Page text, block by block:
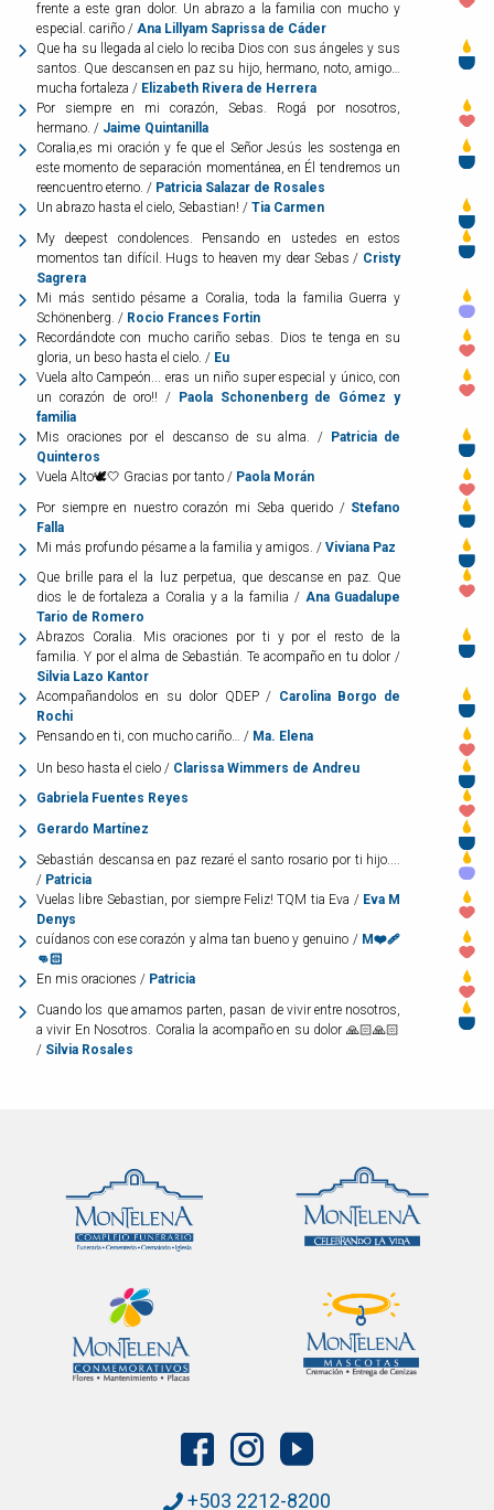
frente a este gran dolor. Un abrazo a la familia con mucho y
especial. cariño / Ana Lillyam Saprissa de Cáder
Que ha su llegada al cielo lo reciba Dios con sus ángeles y sus
santos. Que descansen en paz su hijo, hermano, noto, amigo…
mucha fortaleza / Elizabeth Rivera de Herrera
Por siempre en mi corazón, Sebas. Rogá por nosotros,
hermano. / Jaime Quintanilla
Coralia,es mi oración y fe que el Señor Jesús les sostenga en
este momento de separación momentánea, en Él tendremos un
reencuentro eterno. / Patricia Salazar de Rosales
Un abrazo hasta el cielo, Sebastian! / Tia Carmen
My deepest condolences. Pensando en ustedes en estos
momentos tan difícil. Hugs to heaven my dear Sebas / Cristy
Sagrera
Mi más sentido pésame a Coralia, toda la familia Guerra y
Schönenberg. / Rocio Frances Fortin
Recordándote con mucho cariño sebas. Dios te tenga en su
gloria, un beso hasta el cielo. / Eu
Vuela alto Campeón... eras un niño super especial y único, con
un corazón de oro!! / Paola Schonenberg de Gómez y
familia
Mis oraciones por el descanso de su alma. / Patricia de
Quinteros
Vuela Alto🕊️🤍 Gracias por tanto / Paola Morán
Por siempre en nuestro corazón mi Seba querido / Stefano
Falla
Mi más profundo pésame a la familia y amigos. / Viviana Paz
Que brille para el la luz perpetua, que descanse en paz. Que
dios le de fortaleza a Coralia y a la familia / Ana Guadalupe
Tario de Romero
Abrazos Coralia. Mis oraciones por ti y por el resto de la
familia. Y por el alma de Sebastián. Te acompaño en tu dolor /
Silvia Lazo Kantor
Acompañandolos en su dolor QDEP / Carolina Borgo de
Rochi
Pensando en ti, con mucho cariño… / Ma. Elena
Un beso hasta el cielo / Clarissa Wimmers de Andreu
Gabriela Fuentes Reyes
Gerardo Martínez
Sebastián descansa en paz rezaré el santo rosario por ti hijo....
/ Patricia
Vuelas libre Sebastian, por siempre Feliz! TQM tia Eva / Eva M
Denys
cuídanos con ese corazón y alma tan bueno y genuino / M❤️‍🩹
👊🏻
En mis oraciones / Patricia
Cuando los que amamos parten, pasan de vivir entre nosotros,
a vivir En Nosotros. Coralia la acompaño en su dolor 🙏🏻🙏🏻
/ Silvia Rosales
+503 2212-8200